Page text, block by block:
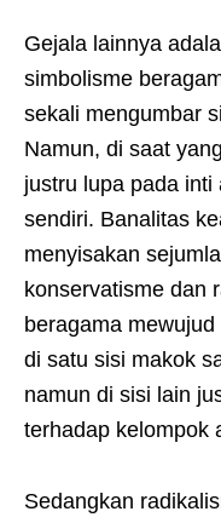
Gejala lainnya
simbolisme
sekali mengumbar
Namun, di saat
justru lupa pada
sendiri. Banalitas
menyisakan
konservatisme dan
beragama
di satu sisi makok
namun di sisi lain
terhadap kelompok
Sedangkan